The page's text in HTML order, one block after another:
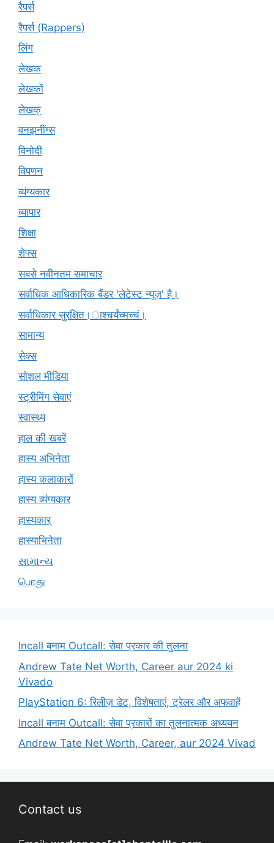
रैपर्स
रैपर्स (Rappers)
लिंग
लेखक
लेखकों
लेखक्
वनझनींग्स
विनोदी
विपणन
व्यंग्यकार
व्यापार
शिक्षा
शेफ्स
सबसे नवीनतम समाचार
सर्वाधिक आधिकारिक बैंडर 'लेटेस्ट न्यूज़' है।
सर्वाधिकार सुरक्षित।ाश्चर्यंच्मच्चं।
सामान्य
सेक्स
सोशल मीडिया
स्ट्रीमिंग सेवाएं
स्वास्थ्य
हाल की खबरें
हास्य अभिनेता
हास्य कलाकारों
हास्य व्यंग्यकार
हास्यकार्
हास्याभिनेता
સામાન્ય
பொது
Incall बनाम Outcall: सेवा प्रकार की तुलना
Andrew Tate Net Worth, Career aur 2024 ki
Vivado
PlayStation 6: रिलीज़ डेट, विशेषताएं, ट्रेलर और अफवाहें
Incall बनाम Outcall: सेवा प्रकारों का तुलनात्मक अध्ययन
Andrew Tate Net Worth, Career, aur 2024 Vivad
Contact us